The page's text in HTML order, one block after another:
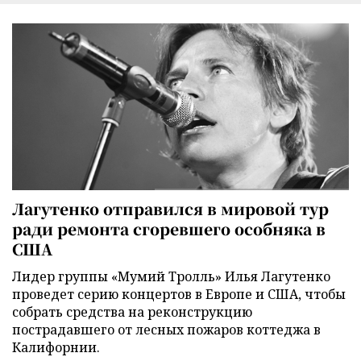
Лагутенко отправился в мировой тур
ради ремонта сгоревшего особняка в
США
Лидер группы «Мумий Тролль» Илья Лагутенко
проведет серию концертов в Европе и США, чтобы
собрать средства на реконструкцию
пострадавшего от лесных пожаров коттеджа в
Калифорнии.